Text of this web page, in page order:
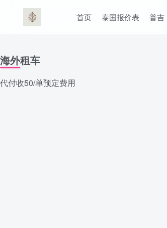
首页 泰国报价表 普吉
海外租车
代付收50/单预定费用